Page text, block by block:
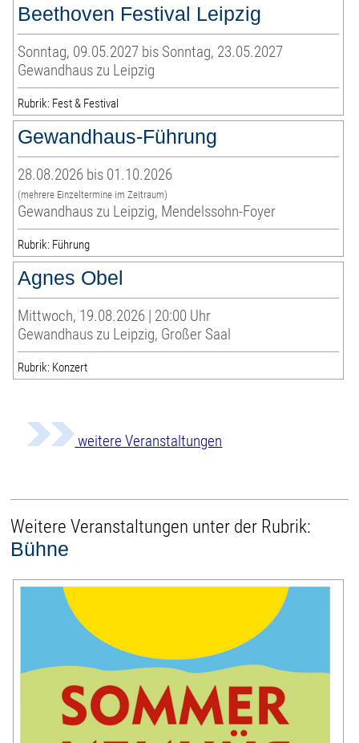
Beethoven Festival Leipzig
Sonntag, 09.05.2027 bis Sonntag, 23.05.2027
Gewandhaus zu Leipzig
Rubrik: Fest & Festival
Gewandhaus-Führung
28.08.2026 bis 01.10.2026
(mehrere Einzeltermine im Zeitraum)
Gewandhaus zu Leipzig, Mendelssohn-Foyer
Rubrik: Führung
Agnes Obel
Mittwoch, 19.08.2026 | 20:00 Uhr
Gewandhaus zu Leipzig, Großer Saal
Rubrik: Konzert
weitere Veranstaltungen
Weitere Veranstaltungen unter der Rubrik:
Bühne